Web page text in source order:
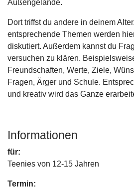
Außengelände.
Dort triffst du andere in deinem
entsprechende Themen werden
diskutiert. Außerdem kannst du
versuchen zu klären.
Freundschaften, Werte, Ziele,
Fragen, Ärger und Schule.
und kreativ wird das Ganze
Informationen
für:
Teenies von 12-15 Jahren
Termin: